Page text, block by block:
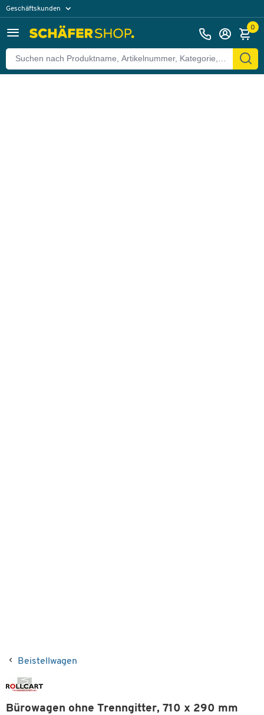
Geschäftskunden
0
Beistellwagen
Bürowagen ohne Trenngitter, 710 x 290 mm
Zurück